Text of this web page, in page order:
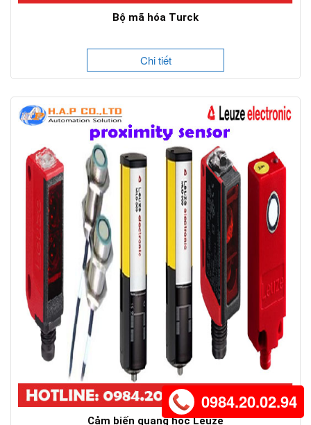
Bộ mã hóa Turck
Chi tiết
Cảm biến quang học Leuze
0984.20.02.94